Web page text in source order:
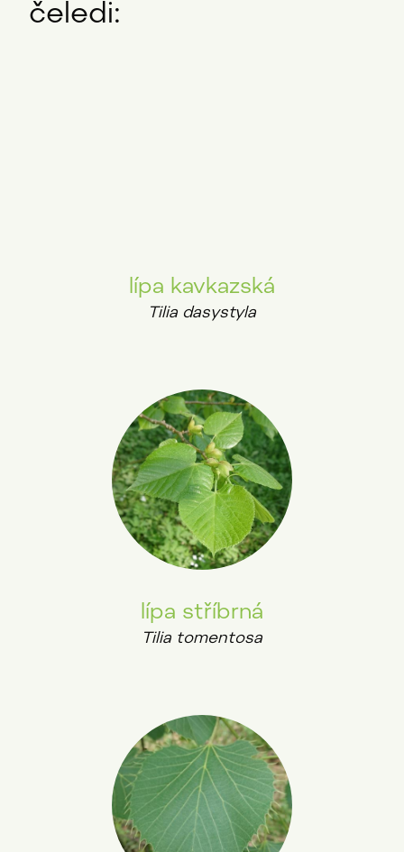
čeledi:
lípa kavkazská
Tilia dasystyla
lípa stříbrná
Tilia tomentosa